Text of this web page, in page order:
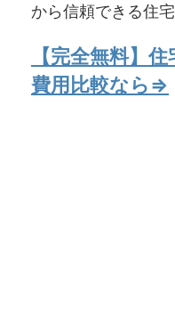
から信頼できる住
【完全無料】
費用比較なら⇒